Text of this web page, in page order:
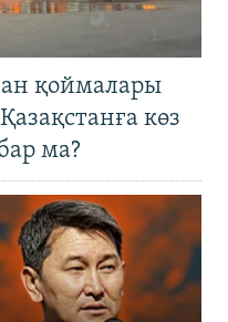
қоймалары
көз
ма?